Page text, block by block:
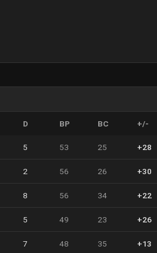
D BP BC +/-
5 53 25 +28
2 56 26 +30
8 56 34 +22
5 49 23 +26
7 48 35 +13